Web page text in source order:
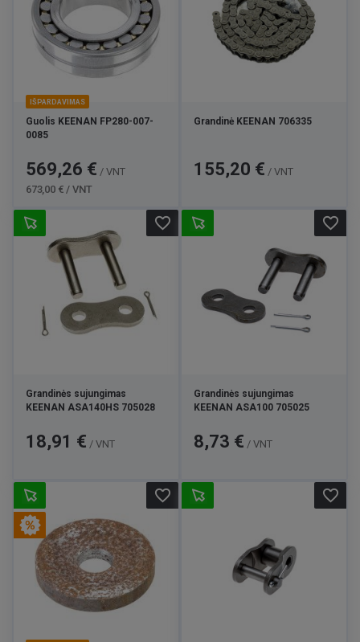
IŠPARDAVIMAS
Guolis KEENAN FP280-007-
0085
Kaina
569,26 € / VNT
673,00 € / VNT
Grandinė KEENAN 706335
Kaina
155,20 € / VNT
Grandinės sujungimas
KEENAN ASA140HS 705028
Kaina
18,91 € / VNT
favorite_border
Grandinės sujungimas
KEENAN ASA100 705025
Kaina
8,73 € / VNT
favorite_border
favorite_border favorite_border